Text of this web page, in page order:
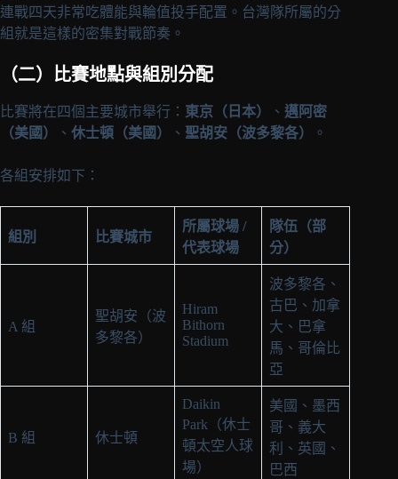
連戰四天非常吃體能與輪值投手配置。台灣隊所屬的分
組就是這樣的密集對戰節奏。
（二）比賽地點與組別分配
比賽將在四個主要城市舉行： 東京（日本） 、 邁阿密
（美國）
、 休士頓（美國） 、 聖胡安（波多黎各） 。
各組安排如下：
組別 比賽城市
所屬球場 /
代表球場
隊伍（部
分）
A 組
聖胡安（波
多黎各）
Hiram
Bithorn
Stadium
波多黎各、
古巴、加拿
大、巴拿
馬、哥倫比
亞
B 組 休士頓
Daikin
Park（休士
頓太空人球
場）
美國、墨西
哥、義大
利、英國、
巴西